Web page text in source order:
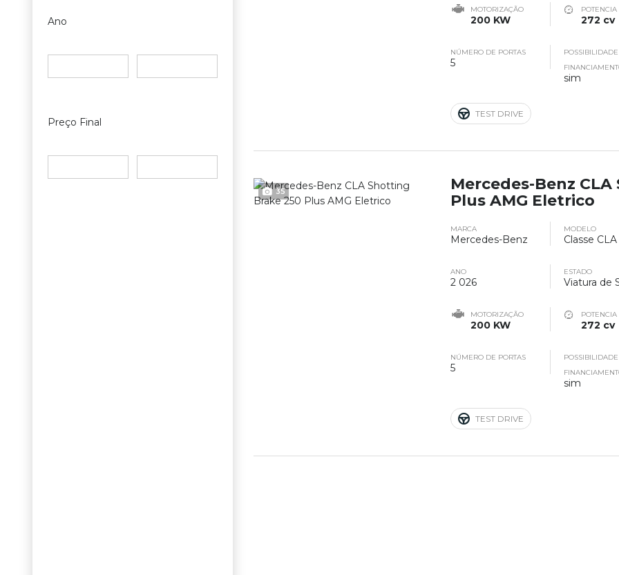
Ano
Preço Final
MOTORIZAÇÃO
200 KW
POTENCIA
272 cv
NÚMERO DE PORTAS
5
sim
TEST DRIVE
35
Mercedes-Benz
Plus AMG Eletrico
MARCA
Mercedes-Benz
MODELO
Classe
ANO
2 026
ESTADO
Viatura de
MOTORIZAÇÃO
200 KW
POTENCIA
272 cv
NÚMERO DE PORTAS
5
sim
TEST DRIVE